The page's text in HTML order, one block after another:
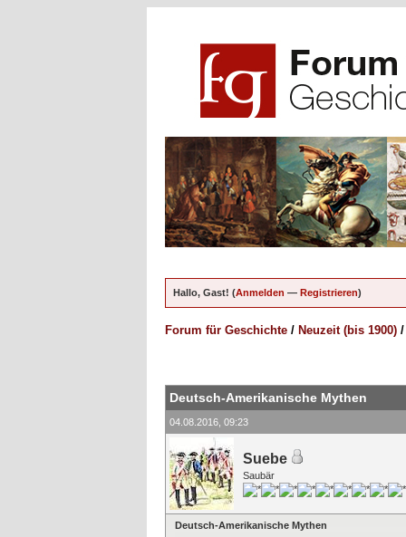
Hallo, Gast! (Anmelden — Registrieren)
Forum für Geschichte / Neuzeit (bis 1900)
Deutsch-Amerikanische Mythen
04.08.2016, 09:23
Suebe
Saubär
Deutsch-Amerikanische Mythen